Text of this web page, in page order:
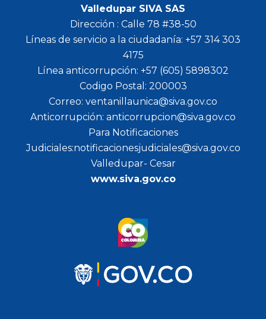
Valledupar SIVA SAS
Dirección : Calle 78 #38-50
Líneas de servicio a la ciudadanía: +57 314 303
4175
Línea anticorrupción: +57 (605) 5898302
Codigo Postal: 200003
Correo: ventanillaunica@siva.gov.co
Anticorrupción: anticorrupcion@siva.gov.co
Para Notificaciones
Judiciales:notificacionesjudiciales@siva.gov.co
Valledupar- Cesar
www.siva.gov.co